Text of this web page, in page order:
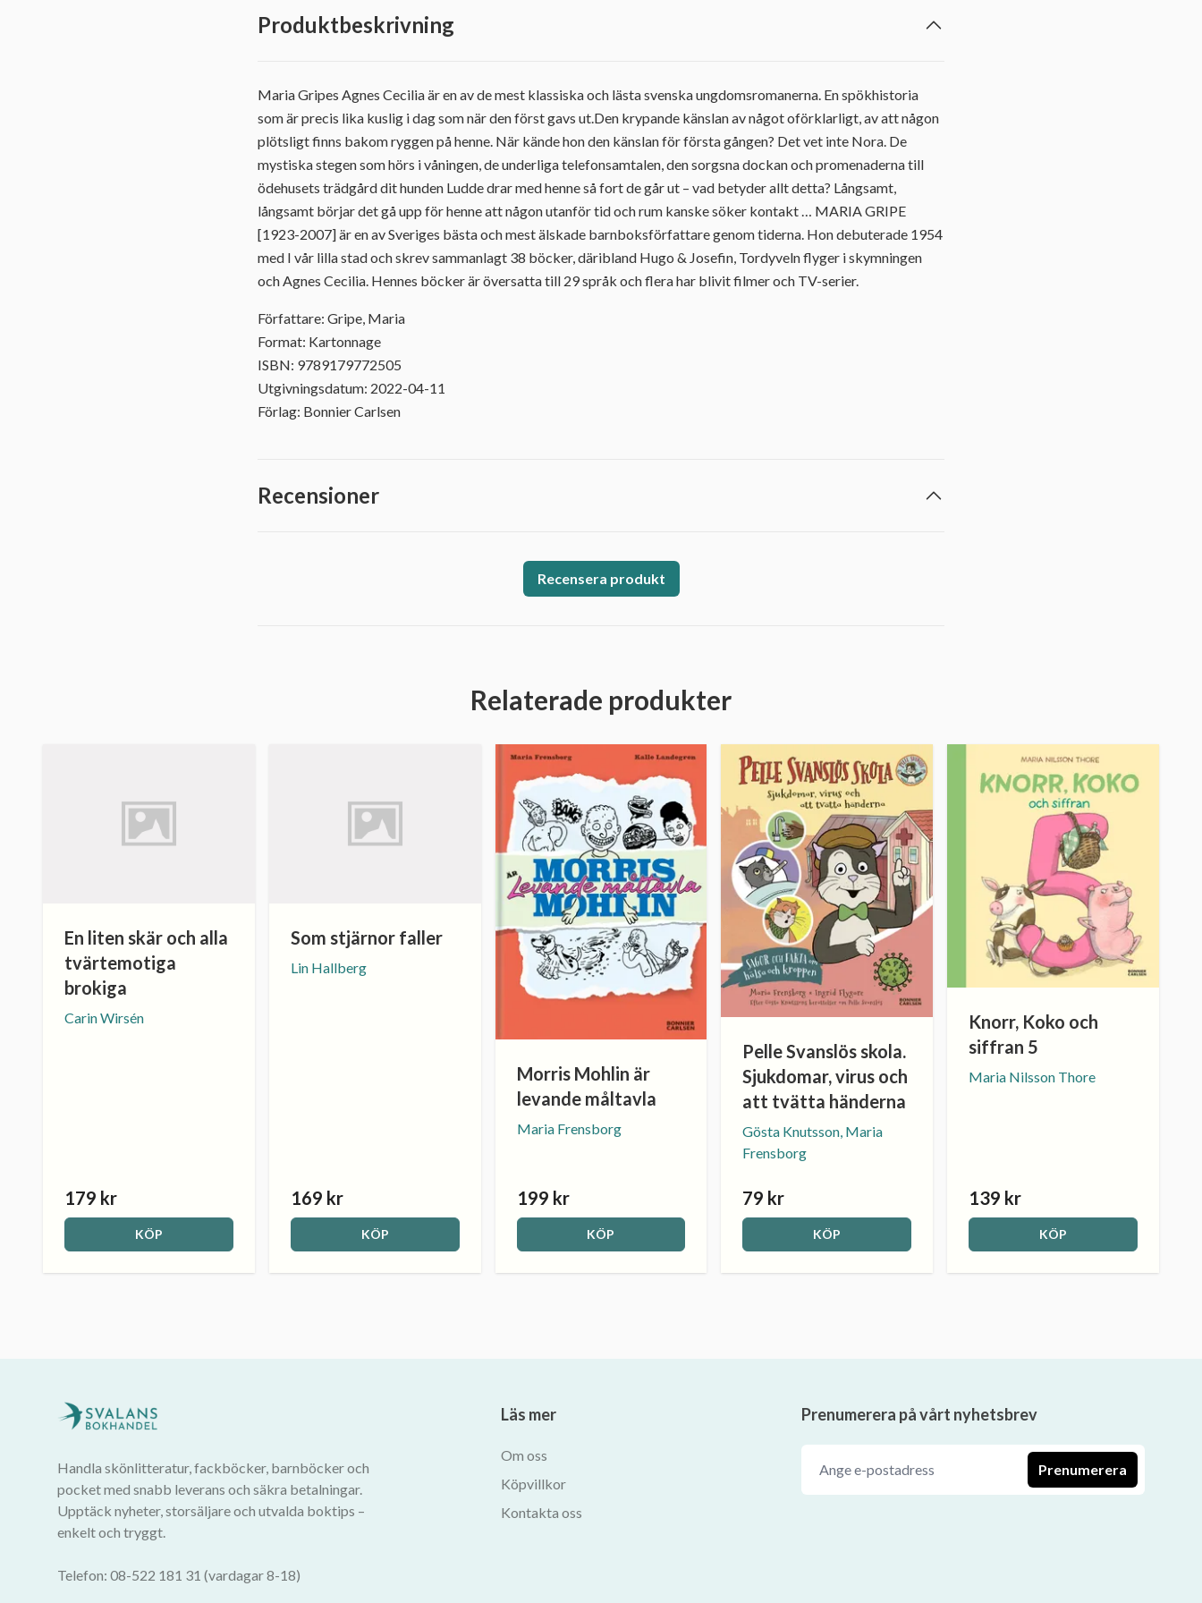
Produktbeskrivning
Maria Gripes Agnes Cecilia är en av de mest klassiska och lästa svenska ungdomsromanerna. En spökhistoria
som är precis lika kuslig i dag som när den först gavs ut.Den krypande känslan av något oförklarligt, av att någon
plötsligt finns bakom ryggen på henne. När kände hon den känslan för första gången? Det vet inte Nora. De
mystiska stegen som hörs i våningen, de underliga telefonsamtalen, den sorgsna dockan och promenaderna till
ödehusets trädgård dit hunden Ludde drar med henne så fort de går ut – vad betyder allt detta? Långsamt,
långsamt börjar det gå upp för henne att någon utanför tid och rum kanske söker kontakt … MARIA GRIPE
[1923-2007] är en av Sveriges bästa och mest älskade barnboksförfattare genom tiderna. Hon debuterade 1954
med I vår lilla stad och skrev sammanlagt 38 böcker, däribland Hugo & Josefin, Tordyveln flyger i skymningen
och Agnes Cecilia. Hennes böcker är översatta till 29 språk och flera har blivit filmer och TV-serier.
Författare: Gripe, Maria
Format: Kartonnage
ISBN: 9789179772505
Utgivningsdatum: 2022-04-11
Förlag: Bonnier Carlsen
Recensioner
Recensera produkt
Relaterade produkter
En liten skär och alla
tvärtemotiga
brokiga
Carin Wirsén
179 kr
KÖP
Som stjärnor faller
Lin Hallberg
169 kr
KÖP
Morris Mohlin är
levande måltavla
Maria Frensborg
199 kr
KÖP
Pelle Svanslös skola.
Sjukdomar, virus och
att tvätta händerna
Gösta Knutsson, Maria
Frensborg
79 kr
KÖP
Knorr, Koko och
siffran 5
Maria Nilsson Thore
139 kr
KÖP
Handla skönlitteratur, fackböcker, barnböcker och
pocket med snabb leverans och säkra betalningar.
Upptäck nyheter, storsäljare och utvalda boktips –
enkelt och tryggt.
Telefon: 08-522 181 31 (vardagar 8-18)
Läs mer
Om oss
Köpvillkor
Kontakta oss
Prenumerera på vårt nyhetsbrev
Prenumerera